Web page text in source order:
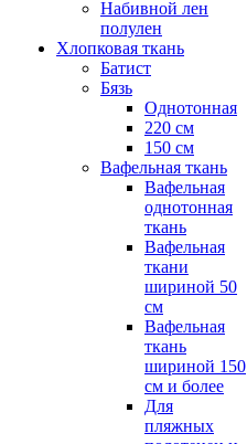
Набивной лен
полулен
Хлопковая ткань
Батист
Бязь
Однотонная
220 см
150 см
Вафельная ткань
Вафельная
однотонная
ткань
Вафельная
ткани
шириной 50
см
Вафельная
ткань
шириной 150
см и более
Для
пляжных